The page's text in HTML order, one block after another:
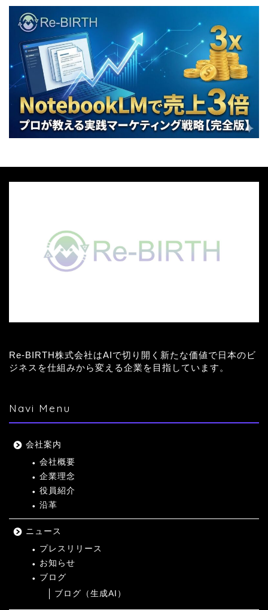
Re-BIRTH株式会社はAIで切り開く新たな価値で日本のビ
ジネスを仕組みから変える企業を目指しています。
Navi Menu
会社案内
会社概要
企業理念
役員紹介
沿革
ニュース
プレスリリース
お知らせ
ブログ
ブログ（生成AI）